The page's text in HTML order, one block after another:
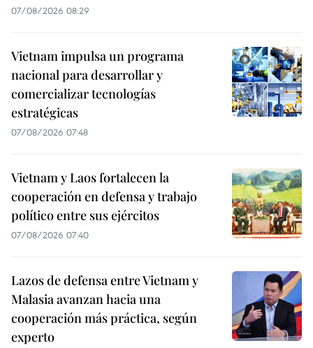
07/08/2026 08:29
Vietnam impulsa un programa
nacional para desarrollar y
comercializar tecnologías
estratégicas
07/08/2026 07:48
Vietnam y Laos fortalecen la
cooperación en defensa y trabajo
político entre sus ejércitos
07/08/2026 07:40
Lazos de defensa entre Vietnam y
Malasia avanzan hacia una
cooperación más práctica, según
experto